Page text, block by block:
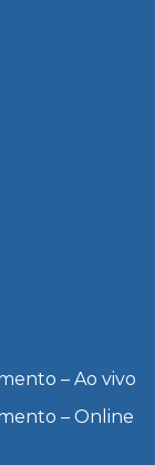
– Ao vivo
– Online